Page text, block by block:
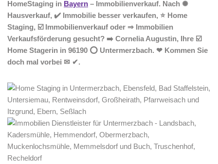
HomeStaging in Bayern – Immobilienverkauf. Nach ✺
Hausverkauf, ✔️ Immobilie besser verkaufen, ⭐ Home
Staging, ☑️ Immobilienverkauf oder ⇒ Immobilien
Verkaufsförderung gesucht? ➡️ Cornelia Augustin, Ihre ☑️
Home Stagerin in 96190 ⭕ Untermerzbach. ❤ Kommen Sie
doch mal vorbei ✉ ✔.